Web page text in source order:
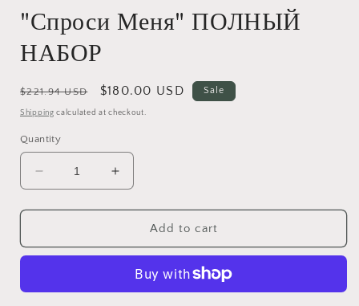
"Спроси Меня" ПОЛНЫЙ
НАБОР
Regular
price
$221.94 USD
Sale
price
$180.00 USD Sale
Shipping calculated at checkout.
Quantity
Decrease
quantity
for
Меня&quot;
Increase
quantity
for
&quot;Спроси
Меня&quot;
НАБОР
Add to cart